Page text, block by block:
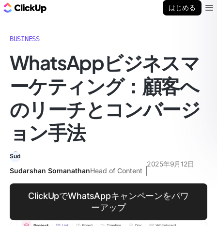
はじめる
BUSINESS
WhatsAppビジネスマ
ーケティング：顧客へ
のリーチとコンバージ
ョン手法
Sudarshan SomanathanHead of Content
2025年9月12日
ClickUpでWhatsAppキャンペーンをパワ
ーアップ